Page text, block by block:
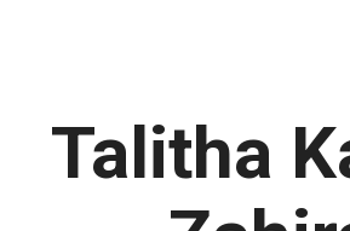
Talitha